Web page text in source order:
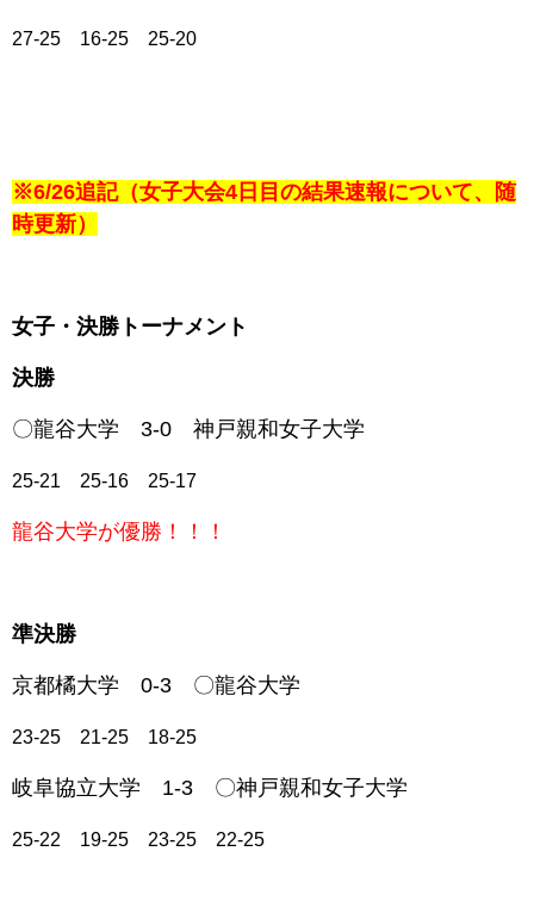
27-25 16-25 25-20
※6/26追記（女子大会4日目の結果速報について、随
時更新）
女子・決勝トーナメント
決勝
〇龍谷大学 3-0 神戸親和女子大学
25-21 25-16 25-17
龍谷大学が優勝！！！
準決勝
京都橘大学 0-3 〇龍谷大学
23-25 21-25 18-25
岐阜協立大学 1-3 〇神戸親和女子大学
25-22 19-25 23-25 22-25